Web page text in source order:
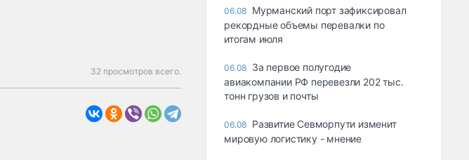
32 просмотров всего.
06.08 Мурманский порт зафиксировал
рекордные объемы перевалки по
итогам июля
06.08 За первое полугодие
авиакомпании РФ перевезли 202 тыс.
тонн грузов и почты
06.08 Развитие Севморпути изменит
мировую логистику - мнение